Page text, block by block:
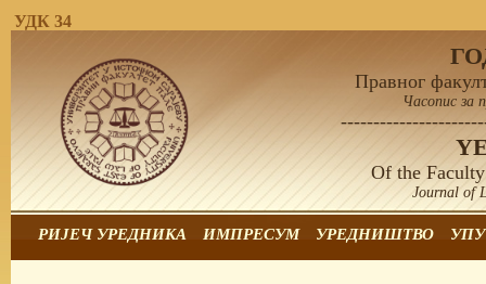
УДК 34
Правног
Часопис за
Of the
Journal of
РИЈЕЧ УРЕДНИКА ИМПРЕСУМ УРЕДНИШТВО